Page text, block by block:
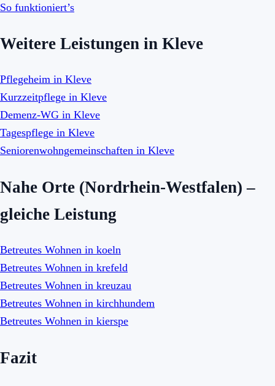
So funktioniert’s
Weitere Leistungen in Kleve
Pflegeheim in Kleve
Kurzzeitpflege in Kleve
Demenz-WG in Kleve
Tagespflege in Kleve
Seniorenwohngemeinschaften in Kleve
Nahe Orte (Nordrhein-Westfalen) –
gleiche Leistung
Betreutes Wohnen in koeln
Betreutes Wohnen in krefeld
Betreutes Wohnen in kreuzau
Betreutes Wohnen in kirchhundem
Betreutes Wohnen in kierspe
Fazit